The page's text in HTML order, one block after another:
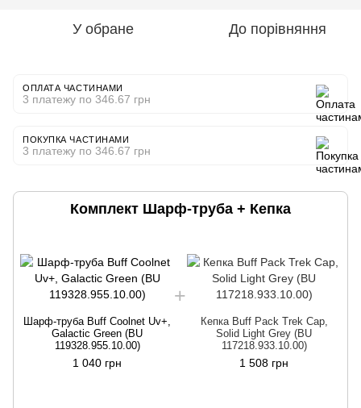
У обране До порівняння
ОПЛАТА ЧАСТИНАМИ
3 платежу по 346.67 грн
ПОКУПКА ЧАСТИНАМИ
3 платежу по 346.67 грн
Комплект Шарф-труба + Кепка
Шарф-труба Buff Coolnet Uv+,
Galactic Green (BU
119328.955.10.00)
1 040 грн
Кепка Buff Pack Trek Cap,
Solid Light Grey (BU
117218.933.10.00)
1 508 грн